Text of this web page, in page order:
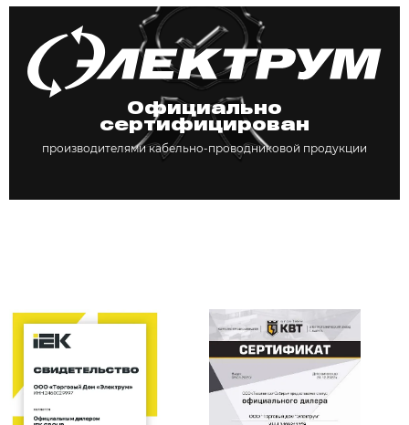
Официально
сертифицирован
производителями кабельно-проводниковой продукции